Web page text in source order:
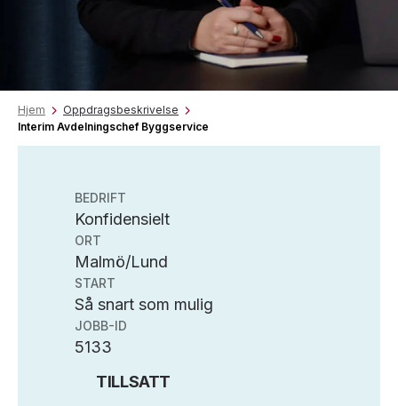
Hjem
Oppdragsbeskrivelse
Interim Avdelningschef Byggservice
BEDRIFT
Konfidensielt
ORT
Malmö/Lund
START
Så snart som mulig
JOBB-ID
5133
TILLSATT